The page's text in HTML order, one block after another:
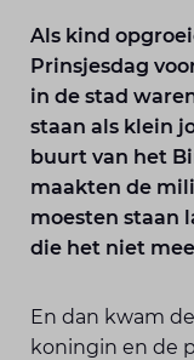
Als kind
Prinsjesdag
in de stad
staan als klein
buurt van het
maakten de
moesten staan
die het niet
En dan kwam
koningin en de